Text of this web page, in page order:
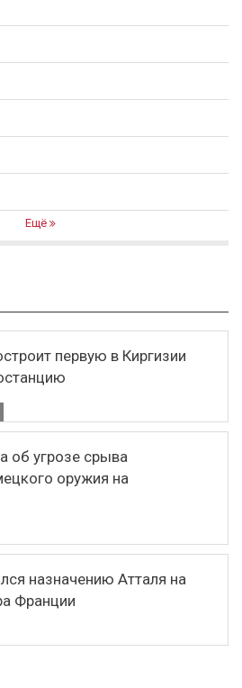
Ещё
первую в Киргизии
об угрозе срыва
оружия на
назначению Атталя на
Франции